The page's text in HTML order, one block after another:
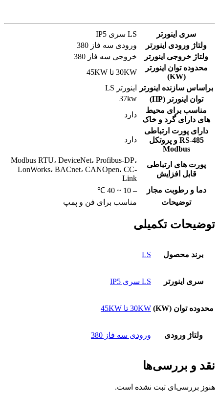
سری اینورتر
LS سری IP5
ولتاژ ورودی اینورتر
ورودی سه فاز 380
ولتاژ خروجی اینورتر
خروجی سه فاز 380
محدوده توان اینورتر
(KW)
30KW تا 45KW
براساس سازنده اینورتر
اینورتر LS
توان اینورتر (HP)
37kw
مناسب برای محیط
های دارای گرد و خاک
دارد
دارای پورت ارتباطی
RS-485 و پروتکل
Modbus
دارد
پورت های ارتباطی
قابل افزایش
Modbus RTU، DeviceNet، Profibus-DP،
LonWorks، BACnet، CANOpen، CC-
Link
دما و رطوبت مجاز
– 10 ~ 40 ℃
توضیحات
مناسب برای فن و پمپ
توضیحات تکمیلی
برند محصول LS
سری اینورتر LS سری IP5
محدوده توان (KW) 30KW تا 45KW
ولتاژ ورودی ورودی سه فاز 380
نقد و بررسی‌ها
هنوز بررسی‌ای ثبت نشده است.